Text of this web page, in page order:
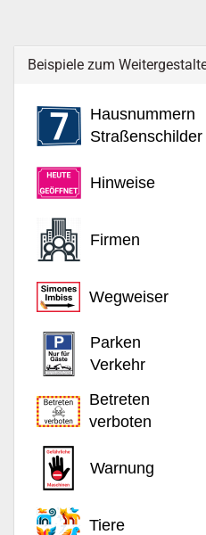
Beispiele zum
Hausnummern
Straßenschilder
Hinweise
Firmen
Wegweiser
Parken
Verkehr
Betreten
verboten
Warnung
Tiere